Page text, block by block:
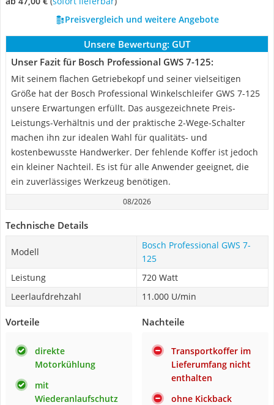
Preisvergleich und weitere Angebote
Unsere Bewertung: GUT
Unser Fazit für Bosch Professional GWS 7-125:
Mit seinem flachen Getriebekopf und seiner vielseitigen
Größe hat der Bosch Professional Winkelschleifer GWS 7-125
unsere Erwartungen erfüllt. Das ausgezeichnete Preis-
Leistungs-Verhältnis und der praktische 2-Wege-Schalter
machen ihn zur idealen Wahl für qualitäts- und
kostenbewusste Handwerker. Der fehlende Koffer ist jedoch
ein kleiner Nachteil. Es ist für alle Anwender geeignet, die
ein zuverlässiges Werkzeug benötigen.
08/2026
Technische Details
Modell
Bosch Professional GWS 7-
125
Leistung
720 Watt
Leerlaufdrehzahl
11.000 U/min
Vorteile
direkte
Motorkühlung
mit
Wiederanlaufschutz
Nachteile
Transportkoffer im
Lieferumfang nicht
enthalten
ohne Kickback